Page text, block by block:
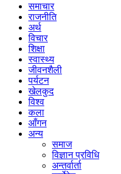
समाचार
राजनीति
अर्थ
विचार
शिक्षा
स्वास्थ्य
जीवनशैली
पर्यटन
खेलकुद
विश्व
कला
आँगन
अन्य
समाज
विज्ञान प्रविधि
अन्तर्वार्ता